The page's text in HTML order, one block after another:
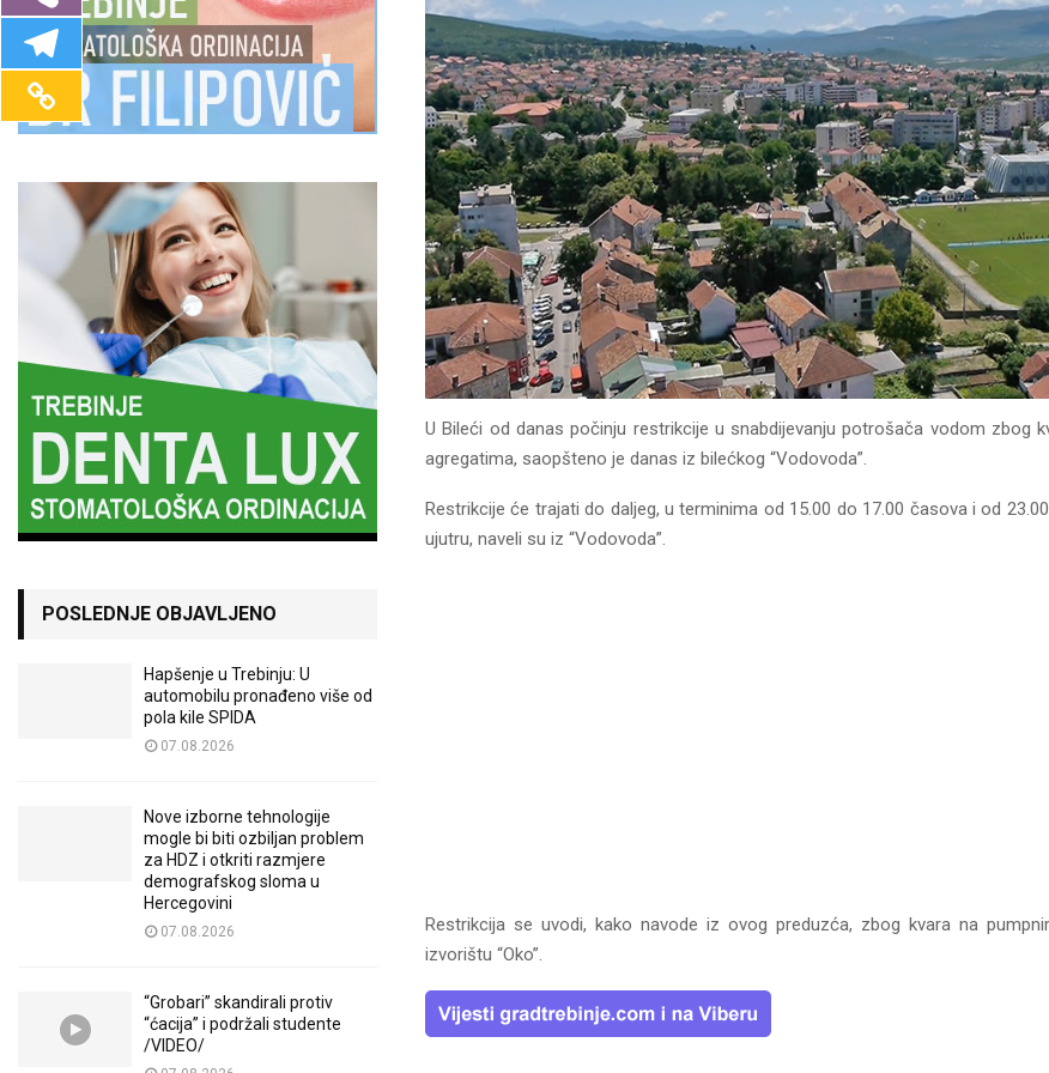
U Bileći od danas počinju restrikcije u snabdijevanju potrošača vodom zbog
agregatima, saopšteno je danas iz bilećkog “Vodovoda”.
Restrikcije će trajati do daljeg, u terminima od 15.00 do 17.00 časova i od
ujutru, naveli su iz “Vodovoda”.
Restrikcija se uvodi, kako navode iz ovog preduzća, zbog kvara na
izvorištu “Oko”.
POSLEDNJE OBJAVLJENO
Hapšenje u Trebinju: U
automobilu pronađeno više od
pola kile SPIDA
07.08.2026
Nove izborne tehnologije
mogle bi biti ozbiljan problem
za HDZ i otkriti razmjere
demografskog sloma u
Hercegovini
07.08.2026
“Grobari” skandirali protiv
“ćacija” i podržali studente
/VIDEO/